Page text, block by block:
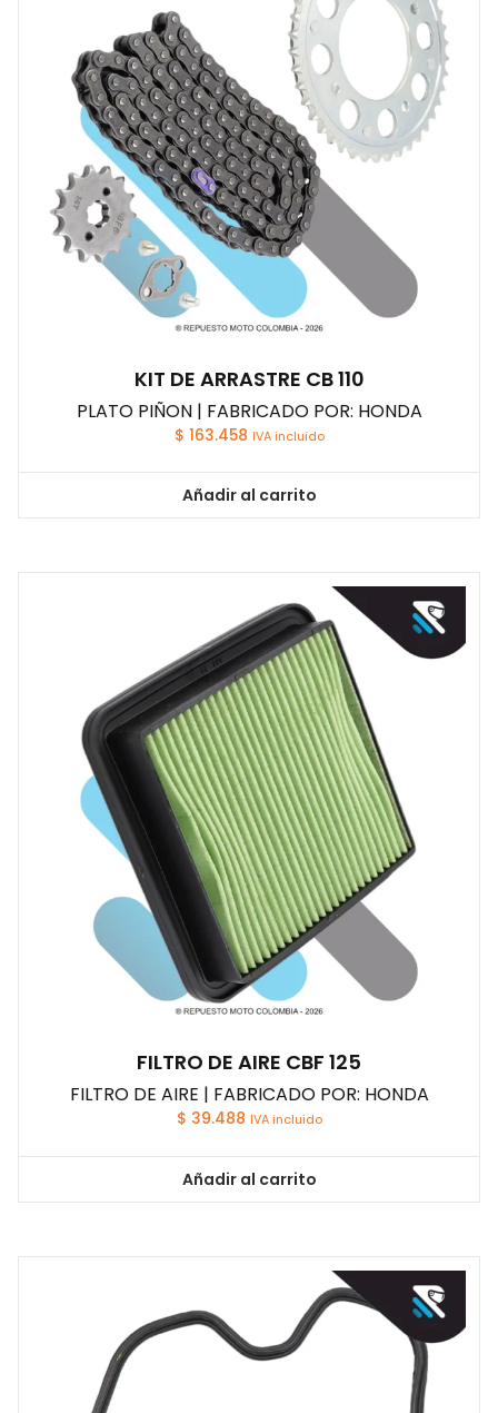
KIT DE ARRASTRE CB 110
PLATO PIÑON | FABRICADO POR: HONDA
$ 163.458 IVA incluido
Añadir al carrito
FILTRO DE AIRE CBF 125
FILTRO DE AIRE | FABRICADO POR: HONDA
$ 39.488 IVA incluido
Añadir al carrito